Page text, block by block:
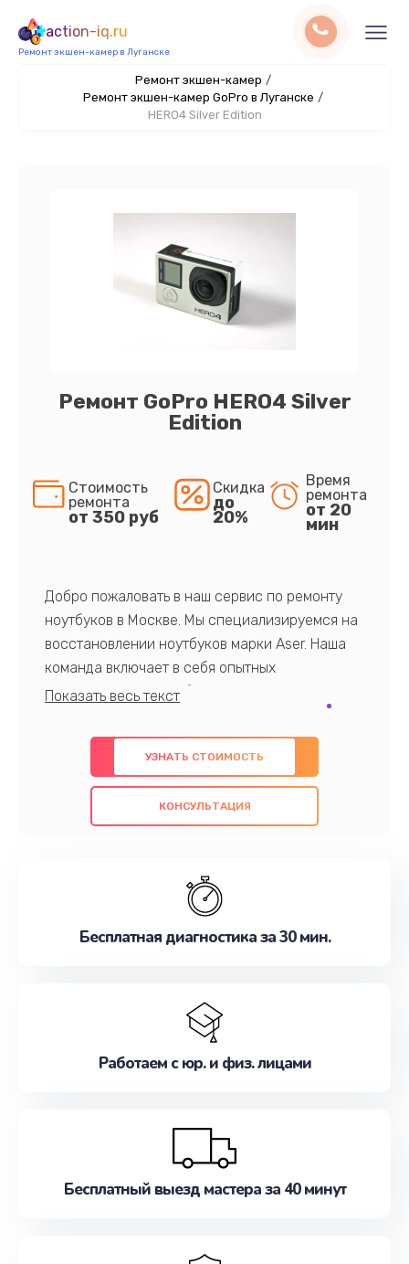
action-iq.ru
Ремонт экшен-камер в Луганске
Ремонт экшен-камер /
Ремонт экшен-камер GoPro в Луганске /
HERO4 Silver Edition
Ремонт GoPro HERO4 Silver
Edition
Стоимость
ремонта
от 350 руб
Скидка
до
20%
Время
ремонта
от 20
мин
Добро пожаловать в наш сервис по ремонту
ноутбуков в Москве. Мы специализируемся на
восстановлении ноутбуков марки Aser. Наша
команда включает в себя опытных
профессионалов с обширными знаниями и
предлагаем быстрый и качественный ремонт с
использованием оригинальных компонентов, а
также гарантируем качество всех
проведенных работ. Наша цель - предоставить
наилучшим образом. Не медлите записаться на
УЗНАТЬ СТОИМОСТЬ
КОНСУЛЬТАЦИЯ
Бесплатная диагностика за 30 мин.
Работаем с юр. и физ. лицами
Бесплатный выезд мастера за 40 минут